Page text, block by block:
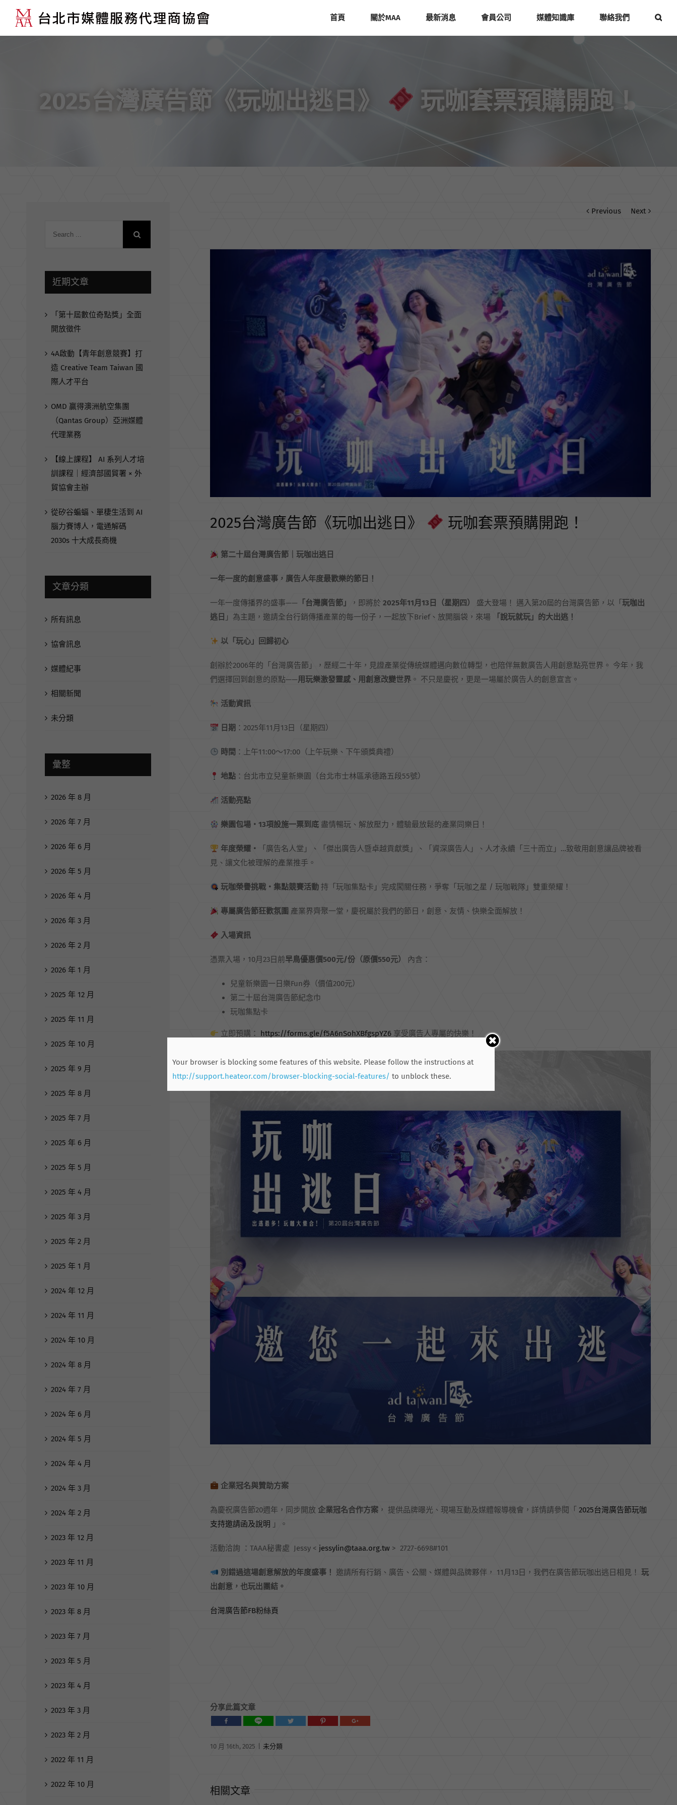
首頁 關於MAA 最新消息 會員公司 媒體知識庫 聯絡我們
2025台灣廣告節《玩咖出逃日》 玩咖套票預購開跑！
Previous Next
2025台灣廣告節《玩咖出逃日》 玩咖套票預購開跑！
第二十屆台灣廣告節｜玩咖出逃日
一年一度的創意盛事，廣告人年度最歡樂的節日！
一年一度傳播界的盛事—— 「台灣廣告節」 ，即將於2025年11月13 日（星期四） 盛大登場！ 邁入第20屆的台灣廣告節，以「 玩咖出
逃日 」為主題，邀請全台行銷傳播產業的每一份子，一起放下Brief、放開腦袋，來場 「說玩就玩」的大出逃！
以「玩心」回歸初心
創辦於2006年的「台灣廣告節」，歷經二十年，見證產業從傳統媒體邁向數位轉型，也陪伴無數廣告人用創意點亮世界。 今年，我
們選擇回到創意的原點——用玩樂激發靈感、用創意改變世界 。 不只是慶祝，更是一場屬於廣告人的創意宣言。
活動資訊
日期 ：2025年11月13日（星期四）
時間 ：上午11:00～17:00（上午玩樂、下午頒獎典禮）
地點 ：台北市立兒童新樂園（台北市士林區承德路五段55號）
活動亮點
樂園包場・13項設施一票到底 盡情暢玩、解放壓力，體驗最放鬆的產業同樂日！
年度榮耀・
「廣告名人堂」、「傑出廣告人暨卓越貢獻獎」、「資深廣告人」、人才永續「三十而立」…致敬用創意讓品牌被看
見、讓文化被理解的產業推手。
玩咖榮譽挑戰・集點競賽活動 持「玩咖集點卡」完成闖關任務，爭奪「玩咖之星 / 玩咖戰隊」雙重榮耀！
專屬廣告節狂歡氛圍 產業界齊聚一堂，慶祝屬於我們的節日，創意、友情、快樂全面解放！
入場資訊
憑票入場，10月23日前早鳥優惠價500元/份（原價550元） 內含：
兒童新樂園一日樂Fun券（價值200元）
第二十屆台灣廣告節紀念巾
玩咖集點卡
立即預購： https://forms.gle/f5A6nSohXBfgspYZ6 享受廣告人專屬的快樂！
企業冠名與贊助方案
為慶祝廣告節20週年，同步開放企業冠名合作方案 ， 提供品牌曝光、現場互動及媒體報導機會，詳情請參閱「2025台灣廣告節玩咖
支持邀請函及說明 」。
活動洽詢 ：TAAA秘書處 Jessy < jessylin@taaa.org.tw > 2727-6698#101
別錯過這場創意解放的年度盛事！ 邀請所有行銷、廣告、公關、媒體與品牌夥伴， 11月13日，我們在廣告節玩咖出逃日相見！ 玩
出創意，也玩出團結。
台灣廣告節FB粉絲頁
分享此篇文章
10 月 16th, 2025 未分類
相關文章
近期文章
「第十屆數位奇點獎」全面
開放徵件
4A啟動【青年創意競賽】打
造 Creative Team Taiwan 國
際人才平台
OMD 贏得澳洲航空集團
（Qantas Group）亞洲媒體
代理業務
【線上課程】 AI 系列人才培
訓課程｜經濟部國貿署 × 外
貿協會主辦
從矽谷蝙蝠、單棲生活到 AI
腦力賽博人，電通解碼
2030s 十大成長商機
文章分類
所有訊息
協會訊息
媒體紀事
相關新聞
未分類
彙整
2026 年 8 月
2026 年 7 月
2026 年 6 月
2026 年 5 月
2026 年 4 月
2026 年 3 月
2026 年 2 月
2026 年 1 月
2025 年 12 月
2025 年 11 月
2025 年 10 月
2025 年 9 月
2025 年 8 月
2025 年 7 月
2025 年 6 月
2025 年 5 月
2025 年 4 月
2025 年 3 月
2025 年 2 月
2025 年 1 月
2024 年 12 月
2024 年 11 月
2024 年 10 月
2024 年 8 月
2024 年 7 月
2024 年 6 月
2024 年 5 月
2024 年 4 月
2024 年 3 月
2024 年 2 月
2023 年 12 月
2023 年 11 月
2023 年 10 月
2023 年 8 月
2023 年 7 月
2023 年 5 月
2023 年 4 月
2023 年 3 月
2023 年 2 月
2022 年 11 月
2022 年 10 月
Your browser is blocking some features of this website. Please follow the instructions at
http://support.heateor.com/browser-blocking-social-features/ to unblock these.